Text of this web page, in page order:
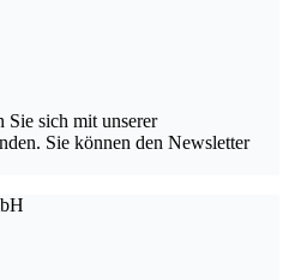
sich mit unserer
Sie können den Newsletter